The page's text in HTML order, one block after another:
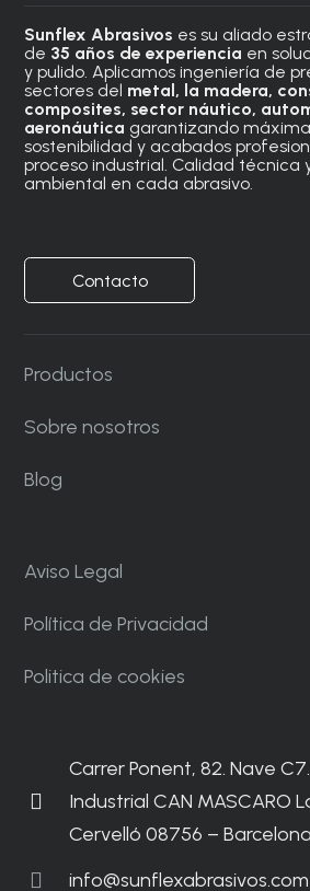
Sunflex Abrasivos es su aliado
de 35 años de experiencia en
y pulido. Aplicamos ingeniería de
sectores del metal, la madera,
composites, sector náutico,
aeronáutica garantizando
sostenibilidad y acabados
proceso industrial. Calidad técnica
ambiental en cada abrasivo.
Contacto
Productos
Sobre nosotros
Blog
Aviso Legal
Política de Privacidad
Politica de cookies
Carrer Ponent, 82. Nave
Industrial CAN MASCARO
Cervelló 08756 – Barcelona
info@sunflexabrasivos.com